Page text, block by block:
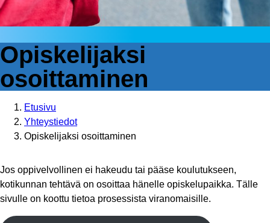
Opiskelijaksi
osoittaminen
Etusivu
Yhteystiedot
Opiskelijaksi osoittaminen
Jos oppivelvollinen ei hakeudu tai pääse koulutukseen,
kotikunnan tehtävä on osoittaa hänelle opiskelupaikka. Tälle
sivulle on koottu tietoa prosessista viranomaisille.